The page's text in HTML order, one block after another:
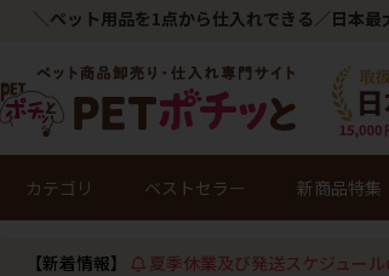
＼ペット用品を1点から仕入れできる／日本
カテゴリ ベストセラー 新商品特集
【新着情報】 夏季休業及び発送スケジュー